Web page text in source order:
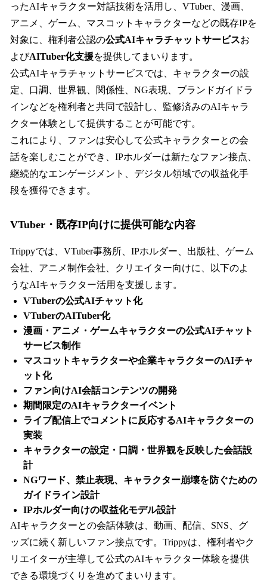
ったAIキャラクター対話技術を活用し、VTuber、漫画、
アニメ、ゲーム、マスコットキャラクターなどの既存IPを
対象に、権利者公認の公式AIキャラチャットサービスお
よびAITuber化支援を提供してまいります。
公式AIキャラチャットサービスでは、キャラクターの設
定、口調、世界観、関係性、NG表現、ブランドガイドラ
インなどを権利者と共同で設計し、監修済みのAIキャラ
クター体験として提供することが可能です。
これにより、ファンは安心して公式キャラクターとの会
話を楽しむことができ、IPホルダーは新たなファン接点、
継続的なエンゲージメント、デジタル領域での収益化手
段を獲得できます。
VTuber・既存IP向けに提供可能な内容
Trippyでは、VTuber事務所、IPホルダー、出版社、ゲーム
会社、アニメ制作会社、クリエイター向けに、以下のよ
うなAIキャラクター活用を支援します。
VTuberの公式AIチャット化
VTuberのAITuber化
漫画・アニメ・ゲームキャラクターの公式AIチャット
サービス制作
マスコットキャラクターや企業キャラクターのAIチャ
ット化
ファン向けAI会話コンテンツの開発
期間限定のAIキャラクターイベント
ライブ配信上でコメントに反応するAIキャラクターの
実装
キャラクターの設定・口調・世界観を反映した会話設
計
NGワード、禁止表現、キャラクター崩壊を防ぐための
ガイドライン設計
IPホルダー向けの収益化モデル設計
AIキャラクターとの会話体験は、動画、配信、SNS、グ
ッズに続く新しいファン接点です。Trippyは、権利者やク
リエイターが主導して公式のAIキャラクター体験を提供
できる環境づくりを進めてまいります。